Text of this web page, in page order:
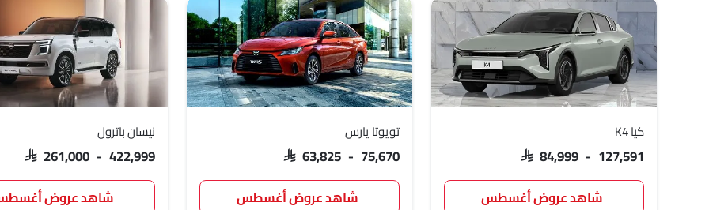
VGV لوسيد بي واي دي تانك جيتور سوإست
بترومين فوتون روكس ج إم سي إم هيرو دودج
كيا K4
SAR 84,999 - 127,591
شاهد عروض أغسطس
تويوتا يارس
SAR 63,825 - 75,670
شاهد عروض أغسطس
نيسان باترول
SAR 261,000 - 422,999
شاهد عروض